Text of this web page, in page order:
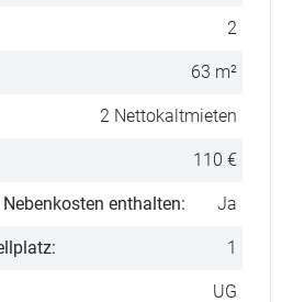
2
63 m²
2 Nettokaltmieten
110 €
enthalten: Ja
1
UG